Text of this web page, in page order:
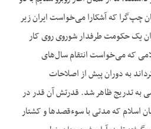
چپ‌گرا که آشکارا می‌خواست ایران زیر
یک حکومت طرفدار شوروی روی کار
که می‌خواست انتقام سال‌های
به دوران پیش از اصلاحات
به تدریج ظاهر شد. قدرتش آن قدر در
اسلام که مدتی با سوءقصدها و کشتار